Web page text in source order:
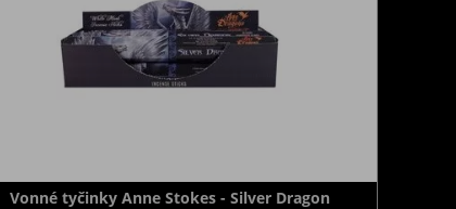
Vonné tyčinky Anne Stokes - Silver Dragon